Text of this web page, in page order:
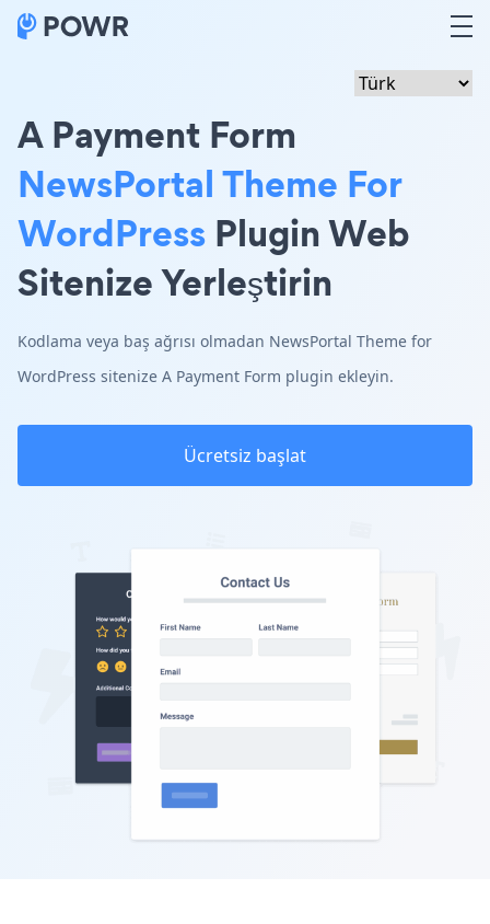
A Payment Form
NewsPortal Theme For
WordPress Plugin Web
Sitenize Yerleştirin
Kodlama veya baş ağrısı olmadan NewsPortal Theme for
WordPress sitenize A Payment Form plugin ekleyin.
Ücretsiz başlat